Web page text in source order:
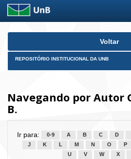
Skip
Voltar
REPOSITÓRIO INSTITUCIONAL DA UNB
Navegando por Autor
B.
Ir para: 0-9 A B C D
J
K L M N O P
U
V W X